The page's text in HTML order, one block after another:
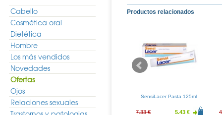
Cabello
Cosmética oral
Dietética
Hombre
Los más vendidos
Novedades
Ofertas
Ojos
Relaciones sexuales
Productos relacionados
Menta 125ml
4.24 €
Gingilacer Pasta Dental 125ml
7.53 €
SensiLacer Pasta 125ml
7.33 € 5.43 €